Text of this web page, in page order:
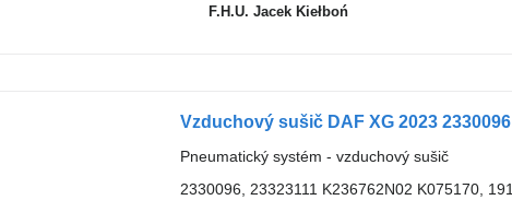
F.H.U. Jacek Kiełboń
Vzduchový sušič DAF XG 2023
Pneumatický systém - vzduchový sušič
2330096, 23323111 K236762N02 K075170,